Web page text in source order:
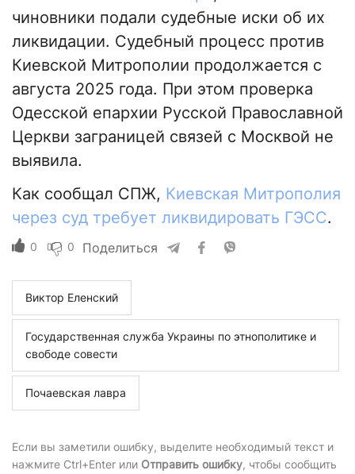
чиновники подали судебные иски об их
ликвидации. Судебный процесс против
Киевской Митрополии продолжается с
августа 2025 года. При этом проверка
Одесской епархии Русской Православной
Церкви заграницей связей с Москвой не
выявила.
Как сообщал СПЖ, Киевская Митрополия
через суд требует ликвидировать ГЭСС.
0 0 Поделиться
Виктор Еленский
Государственная служба Украины по этнополитике и
свободе совести
Почаевская лавра
Если вы заметили ошибку, выделите необходимый текст и
нажмите Ctrl+Enter или Отправить ошибку, чтобы сообщить